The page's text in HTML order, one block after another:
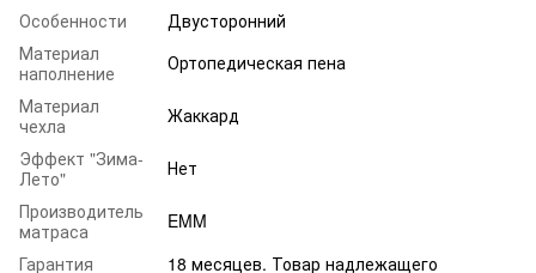
Особенности
Двусторонний
Материал
наполнение
Ортопедическая пена
Материал
чехла
Жаккард
Эффект "Зима-
Лето"
Нет
Производитель
матраса
EMM
Гарантия
18 месяцев. Товар надлежащего